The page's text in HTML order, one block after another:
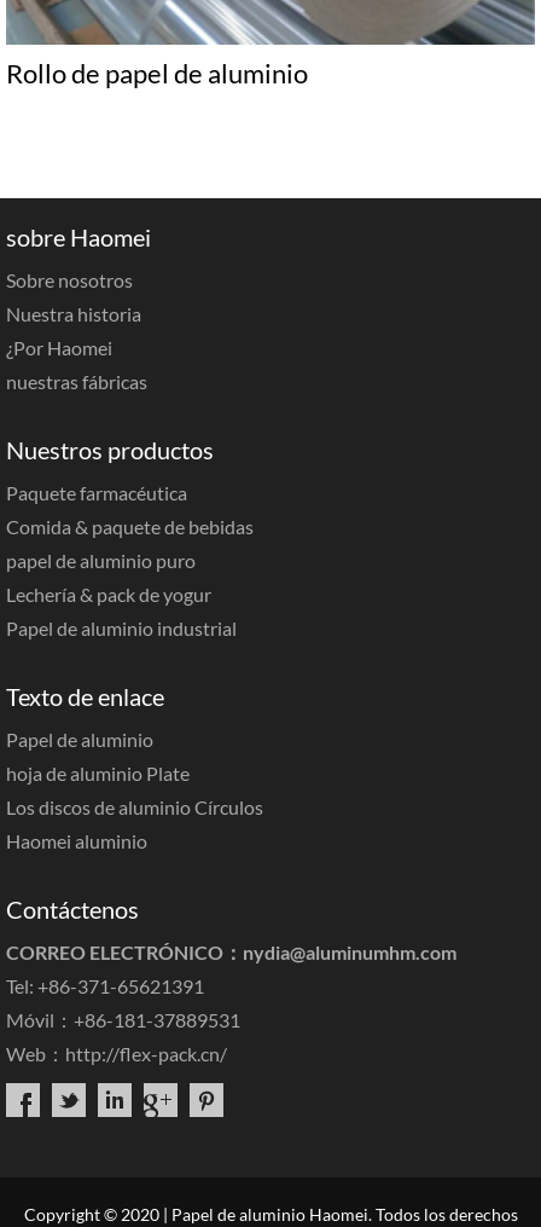
Rollo de papel de aluminio
sobre Haomei
Sobre nosotros
Nuestra historia
¿Por Haomei
nuestras fábricas
Nuestros productos
Paquete farmacéutica
Comida & paquete de bebidas
papel de aluminio puro
Lechería & pack de yogur
Papel de aluminio industrial
Texto de enlace
Papel de aluminio
hoja de aluminio Plate
Los discos de aluminio Círculos
Haomei aluminio
Contáctenos
CORREO ELECTRÓNICO： nydia@aluminumhm.com
Tel: +86-371-65621391
Móvil：+86-181-37889531
Web： http://flex-pack.cn/
Copyright © 2020 | Papel de aluminio Haomei. Todos los derechos